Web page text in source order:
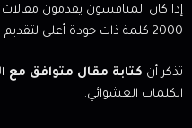
2000 كلمة ذات جودة أعلى لتقديم قيمة إضافية.
تذكر أن كتابة مقال متوافق مع
الكلمات العشوائي.